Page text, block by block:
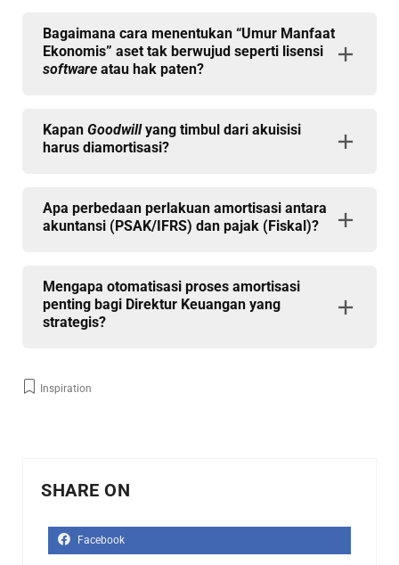
Bagaimana cara menentukan “Umur Manfaat
Ekonomis” aset tak berwujud seperti lisensi
software atau hak paten?
Kapan Goodwillyang timbul dari akuisisi
harus diamortisasi?
Apa perbedaan perlakuan amortisasi antara
akuntansi (PSAK/IFRS) dan pajak (Fiskal)?
Mengapa otomatisasi proses amortisasi
penting bagi Direktur Keuangan yang
strategis?
Inspiration
SHARE ON
Facebook